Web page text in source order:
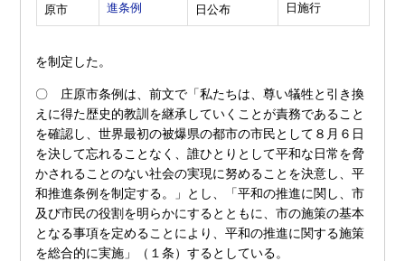
原市
進条例
日公布
日施行
を制定した。
〇 庄原市条例は、前文で「私たちは、尊い犠牲と引き換
えに得た歴史的教訓を継承していくことが責務であること
を確認し、世界最初の被爆県の都市の市民として８月６日
を決して忘れることなく、誰ひとりとして平和な日常を脅
かされることのない社会の実現に努めることを決意し、平
和推進条例を制定する。」とし、「平和の推進に関し、市
及び市民の役割を明らかにするとともに、市の施策の基本
となる事項を定めることにより、平和の推進に関する施策
を総合的に実施」（１条）するとしている。